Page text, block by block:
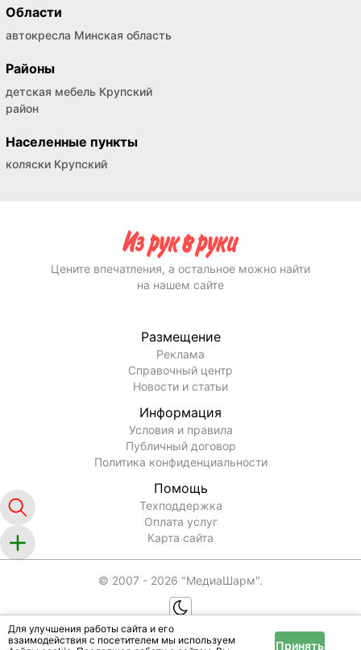
Области
автокресла Минская область
Районы
детская мебель Крупский
район
Населенные пункты
коляски Крупский
Для улучшения работы сайта и его
взаимодействия с посетителем мы используем
Принять
Цените впечатления, а остальное можно найти
на нашем сайте
Размещение
Реклама
Справочный центр
Новости и статьи
Информация
Условия и правила
Публичный договор
Политика конфиденциальности
Помощь
Техподдержка
Оплата услуг
Карта сайта
© 2007 - 2026 "МедиаШарм".